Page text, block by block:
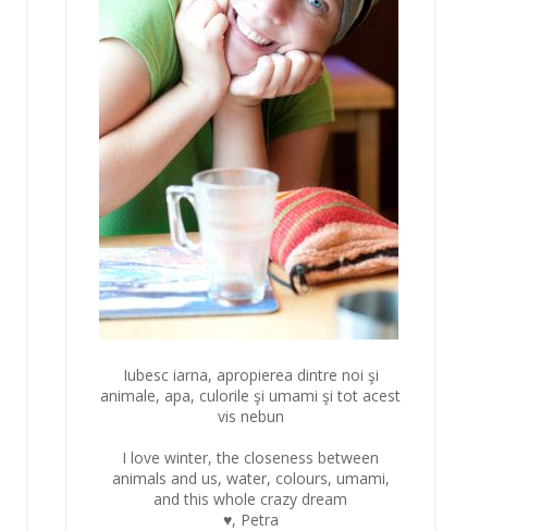
Iubesc iarna, apropierea dintre noi şi
animale, apa, culorile şi umami şi tot acest
vis nebun
I love winter, the closeness between
animals and us, water, colours, umami,
and this whole crazy dream
♥, Petra